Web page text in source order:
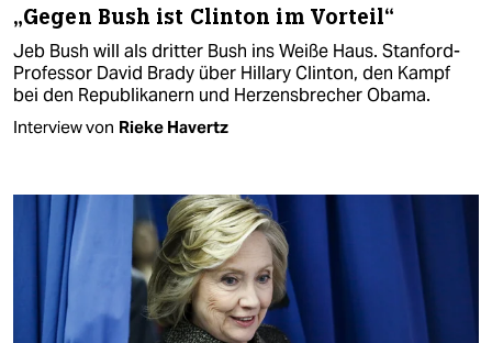
„Gegen Bush ist Clinton im Vorteil“
Jeb Bush will als dritter Bush ins Weiße Haus. Stanford-
Professor David Brady über Hillary Clinton, den Kampf
bei den Republikanern und Herzensbrecher Obama.
Interview von Rieke Havertz